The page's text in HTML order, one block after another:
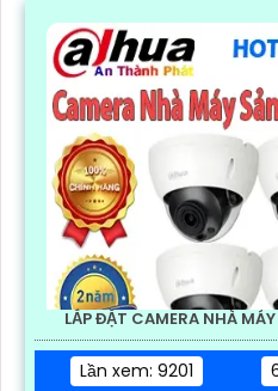
LẮP ĐẶT CAMERA NHÀ
Lần xem: 9201